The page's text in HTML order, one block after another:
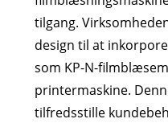
tilgang.
design til at
som KP-N-
printermaskine.
tilfredsstille